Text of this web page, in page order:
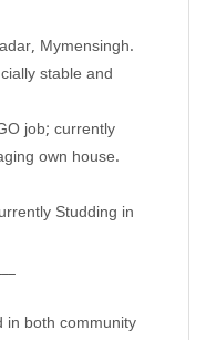
Mymensingh.
stable and
job; currently
own house.
Studding in
in both community